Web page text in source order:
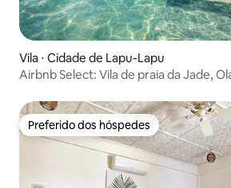
Vila ⋅ Cidade de Lapu-Lapu
Airbnb Select: Vila de praia da Jade,
Preferido dos hóspedes
Preferido dos hóspedes